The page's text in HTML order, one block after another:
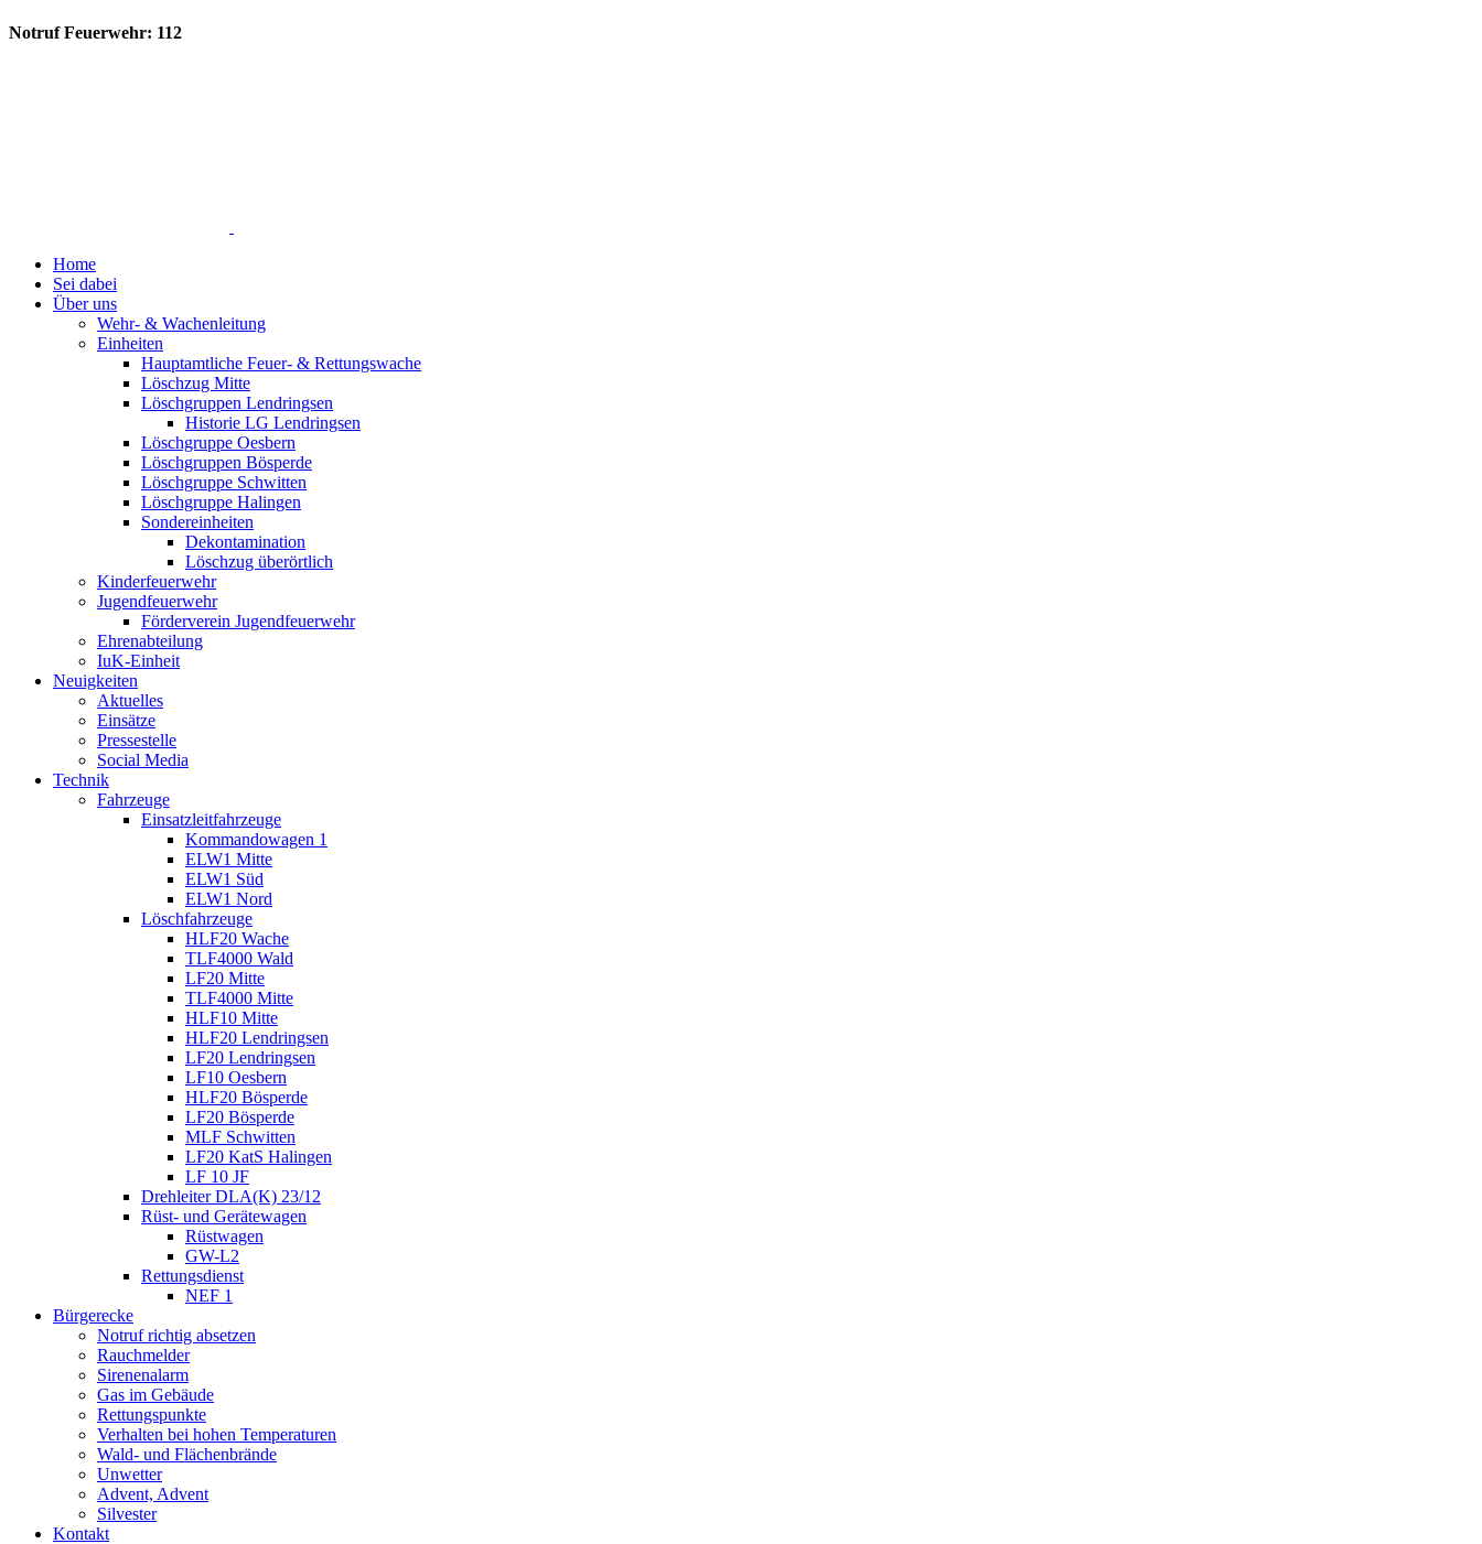
Notruf Feuerwehr: 112
Home
Sei dabei
Über uns
Wehr- & Wachenleitung
Einheiten
Hauptamtliche Feuer- & Rettungswache
Löschzug Mitte
Löschgruppen Lendringsen
Historie LG Lendringsen
Löschgruppe Oesbern
Löschgruppen Bösperde
Löschgruppe Schwitten
Löschgruppe Halingen
Sondereinheiten
Dekontamination
Löschzug überörtlich
Kinderfeuerwehr
Jugendfeuerwehr
Förderverein Jugendfeuerwehr
Ehrenabteilung
IuK-Einheit
Neuigkeiten
Aktuelles
Einsätze
Pressestelle
Social Media
Technik
Fahrzeuge
Einsatzleitfahrzeuge
Kommandowagen 1
ELW1 Mitte
ELW1 Süd
ELW1 Nord
Löschfahrzeuge
HLF20 Wache
TLF4000 Wald
LF20 Mitte
TLF4000 Mitte
HLF10 Mitte
HLF20 Lendringsen
LF20 Lendringsen
LF10 Oesbern
HLF20 Bösperde
LF20 Bösperde
MLF Schwitten
LF20 KatS Halingen
LF 10 JF
Drehleiter DLA(K) 23/12
Rüst- und Gerätewagen
Rüstwagen
GW-L2
Rettungsdienst
NEF 1
Bürgerecke
Notruf richtig absetzen
Rauchmelder
Sirenenalarm
Gas im Gebäude
Rettungspunkte
Verhalten bei hohen Temperaturen
Wald- und Flächenbrände
Unwetter
Advent, Advent
Silvester
Kontakt